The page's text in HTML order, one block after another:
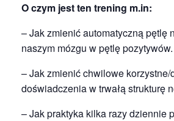
O czym jest ten trening m.in:
– Jak zmienić automatyczną pętlę
naszym mózgu w pętlę pozytywów.
– Jak zmienić chwilowe korzystne/
doświadczenia w trwałą strukturę
– Jak praktyka kilka razy dziennie